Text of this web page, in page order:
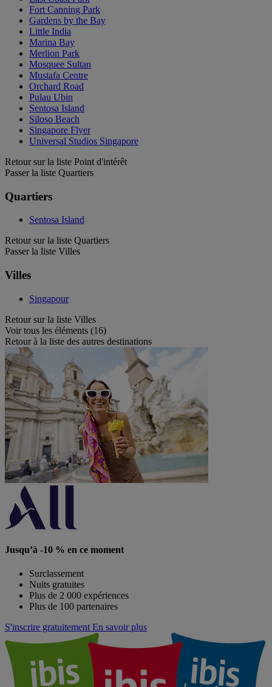
Fort Canning Park
Gardens by the Bay
Little India
Marina Bay
Merlion Park
Mosquee Sultan
Mustafa Centre
Orchard Road
Pulau Ubin
Sentosa Island
Siloso Beach
Singapore Flyer
Universal Studios Singapore
Retour sur la liste Point d'intérêt
Passer la liste Quartiers
Quartiers
Sentosa Island
Retour sur la liste Quartiers
Passer la liste Villes
Villes
Singapour
Retour sur la liste Villes
Voir tous les éléments (16)
Retour à la liste des autres destinations
Jusqu’à -10 % en ce moment
Surclassement
Nuits gratuites
Plus de 2 000 expériences
Plus de 100 partenaires
S'inscrire gratuitement En savoir plus